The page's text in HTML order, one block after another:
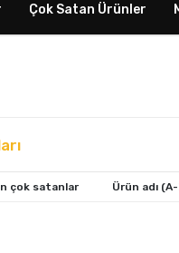
Çok Satan Ürünler
çok satanlar Ürün adı